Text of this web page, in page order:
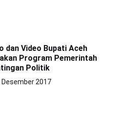
dan Video Bupati Aceh
Program Pemerintah
Politik
Desember 2017